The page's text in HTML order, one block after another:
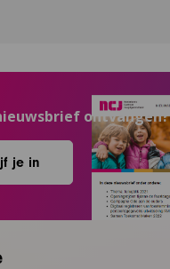
ontvangen?
je in